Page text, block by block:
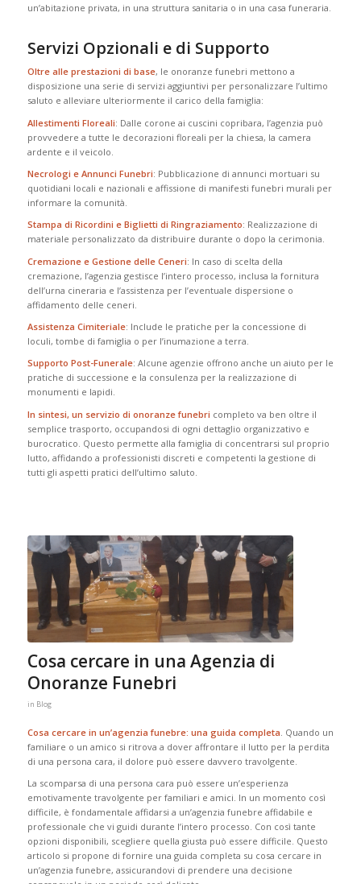
un’abitazione privata, in una struttura sanitaria o in una casa funeraria.
Servizi Opzionali e di Supporto
Oltre alle prestazioni di base, le onoranze funebri mettono a
disposizione una serie di servizi aggiuntivi per personalizzare l’ultimo
saluto e alleviare ulteriormente il carico della famiglia:
Allestimenti Floreali: Dalle corone ai cuscini copribara, l’agenzia può
provvedere a tutte le decorazioni floreali per la chiesa, la camera
ardente e il veicolo.
Necrologi e Annunci Funebri: Pubblicazione di annunci mortuari su
quotidiani locali e nazionali e affissione di manifesti funebri murali per
informare la comunità.
Stampa di Ricordini e Biglietti di Ringraziamento: Realizzazione di
materiale personalizzato da distribuire durante o dopo la cerimonia.
Cremazione e Gestione delle Ceneri: In caso di scelta della
cremazione, l’agenzia gestisce l’intero processo, inclusa la fornitura
dell’urna cineraria e l’assistenza per l’eventuale dispersione o
affidamento delle ceneri.
Assistenza Cimiteriale: Include le pratiche per la concessione di
loculi, tombe di famiglia o per l’inumazione a terra.
Supporto Post-Funerale: Alcune agenzie offrono anche un aiuto per le
pratiche di successione e la consulenza per la realizzazione di
monumenti e lapidi.
In sintesi, un servizio di onoranze funebri completo va ben oltre il
semplice trasporto, occupandosi di ogni dettaglio organizzativo e
burocratico. Questo permette alla famiglia di concentrarsi sul proprio
lutto, affidando a professionisti discreti e competenti la gestione di
tutti gli aspetti pratici dell’ultimo saluto.
Cosa cercare in una Agenzia di
Onoranze Funebri
in Blog
Cosa cercare in un’agenzia funebre: una guida completa. Quando un
familiare o un amico si ritrova a dover affrontare il lutto per la perdita
di una persona cara, il dolore può essere davvero travolgente.
La scomparsa di una persona cara può essere un’esperienza
emotivamente travolgente per familiari e amici. In un momento così
difficile, è fondamentale affidarsi a un’agenzia funebre affidabile e
professionale che vi guidi durante l’intero processo. Con così tante
opzioni disponibili, scegliere quella giusta può essere difficile. Questo
articolo si propone di fornire una guida completa su cosa cercare in
un’agenzia funebre, assicurandovi di prendere una decisione